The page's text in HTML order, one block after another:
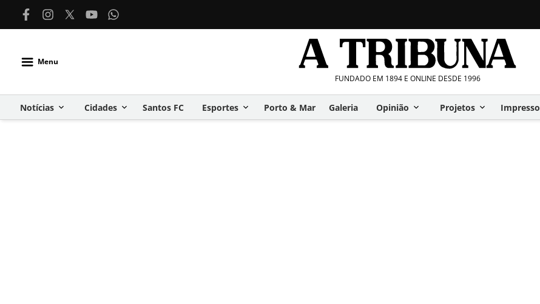
Menu
FUNDADO EM 1894 E ONLINE DESDE 1996
Notícias Cidades Santos FC Esportes Porto & Mar Galeria Opinião Projetos Impresso